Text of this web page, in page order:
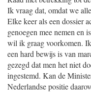
Ik vraag dat, omdat we
Elke keer als een dossier
genoegen mee nemen en
wil ik graag voorkomen.
een hard bewijs is van
gezegd dat men het niet
ingestemd. Kan de
Nederlandse positie